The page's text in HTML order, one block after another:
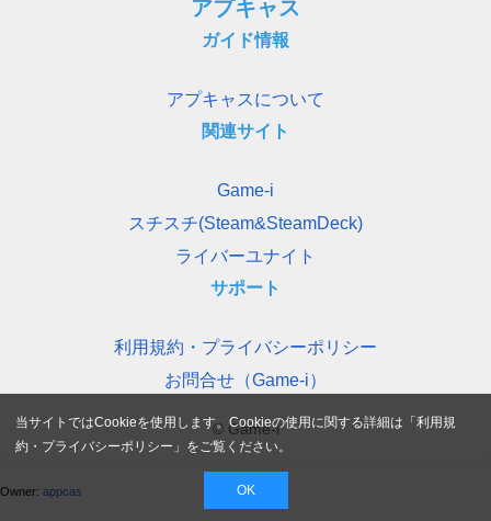
アプキャス
ガイド情報
アプキャスについて
関連サイト
Game-i
スチスチ(Steam&SteamDeck)
ライバーユナイト
サポート
利用規約・プライバシーポリシー
お問合せ（Game-i）
© Game-i
Owner: appcas
当サイトではCookieを使用します。Cookieの使用に関する詳細は「利用規
約・プライバシーポリシー 」をご覧ください。
OK